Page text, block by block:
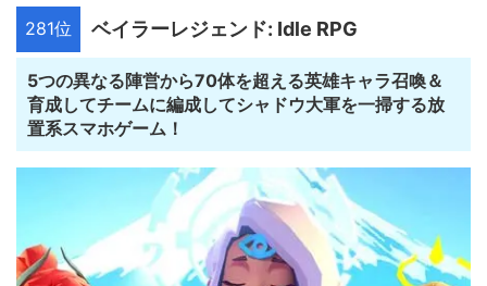
281位 ベイラーレジェンド: Idle RPG
5つの異なる陣営から70体を超える英雄キャラ召喚＆
育成してチームに編成してシャドウ大軍を一掃する放
置系スマホゲーム！